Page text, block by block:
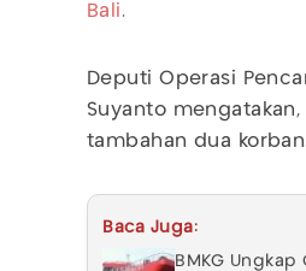
Bali .
Deputi Operasi
Suyanto
tambahan dua
Baca Juga:
BMKG